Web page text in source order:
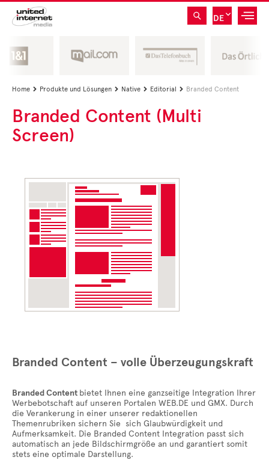
DE
Home  Produkte und Lösungen  Native  Editorial  Branded Content
Branded Content (Multi
Screen)
Branded Content – volle Überzeugungskraft
Branded Content bietet Ihnen eine ganzseitige Integration Ihrer
Werbebotschaft auf unseren Portalen WEB.DE und GMX. Durch
die Verankerung in einer unserer redaktionellen
Themenrubriken sichern Sie sich Glaubwürdigkeit und
Aufmerksamkeit. Die Branded Content Integration passt sich
automatisch an jede Bildschirmgröße an und garantiert somit
stets eine optimale Darstellung.